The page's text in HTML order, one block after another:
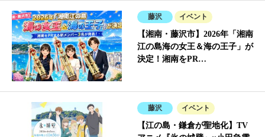
藤沢 イベント
【湘南・藤沢市】2026年「湘南
江の島海の女王＆海の王子」が
決定！湘南をPR…
藤沢 イベント
【江の島・鎌倉が聖地化】TV